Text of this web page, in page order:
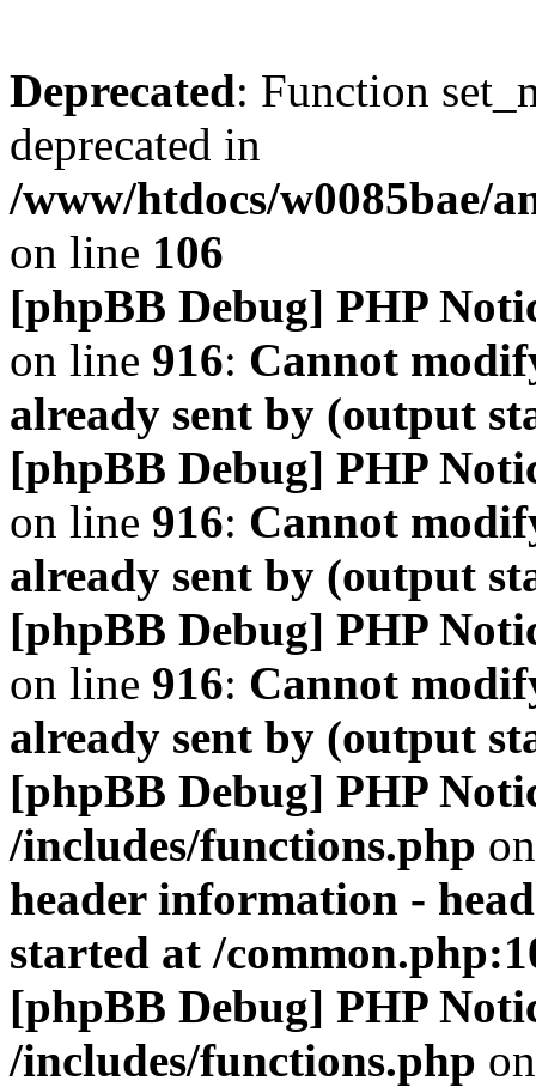
Deprecated: Function
deprecated in
/www/htdocs/w0085bae/
on line 106
[phpBB Debug] PHP
on line 916: Cannot
already sent by (output
[phpBB Debug] PHP
on line 916: Cannot
already sent by (output
[phpBB Debug] PHP
on line 916: Cannot
already sent by (output
[phpBB Debug] PHP
/includes/functions.php
header information -
started at /
[phpBB Debug] PHP
/includes/functions.php